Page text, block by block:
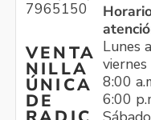
7965150
VENTA
NILLA
ÚNICA
DE
Lunes a
viernes
8:00
6:00